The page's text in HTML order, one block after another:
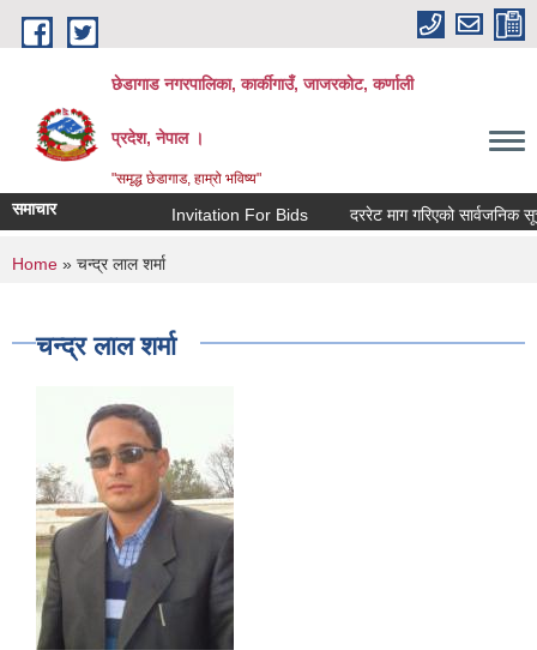
Skip to main content
छेडागाड नगरपालिका, कार्कीगाउँ, जाजरकाेट, कर्णाली
प्रदेश, नेपाल ।
"समृद्ध छेडागाड, हाम्रो भविष्य"
समाचार Invitation For Bids दररेट माग गरिएको सार्वजनिक सूचना।
You are here
Home » चन्द्र लाल शर्मा
चन्द्र लाल शर्मा